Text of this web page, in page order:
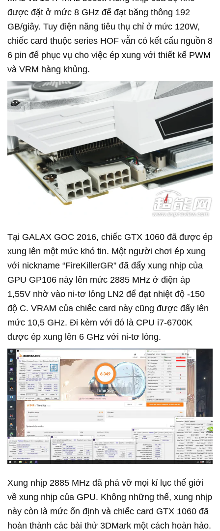
được đặt ở mức 8 GHz để đạt băng thông 192
GB/giây. Tuy điện năng tiêu thụ chỉ ở mức 120W,
chiếc card thuộc series HOF vẫn có kết cấu nguồn 8
6 pin để phục vụ cho việc ép xung với thiết kế PWM
và VRM hàng khủng.
Tại GALAX GOC 2016, chiếc GTX 1060 đã được ép
xung lên một mức khó tin. Một người chơi ép xung
với nickname “FireKillerGR” đã đẩy xung nhịp của
GPU GP106 này lên mức 2885 MHz ở điện áp
1,55V nhờ vào ni-tơ lỏng LN2 để đạt nhiệt độ -150
độ C. VRAM của chiếc card này cũng được đẩy lên
mức 10,5 GHz. Đi kèm với đó là CPU i7-6700K
được ép xung lên 6 GHz với ni-tơ lỏng.
Xung nhịp 2885 MHz đã phá vỡ mọi kỉ lục thế giới
về xung nhịp của GPU. Không những thế, xung nhịp
này còn là mức ổn định và chiếc card GTX 1060 đã
hoàn thành các bài thử 3DMark một cách hoàn hảo.